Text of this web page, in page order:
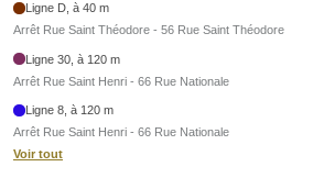
Ligne D, à 40 m
Arrêt Rue Saint Théodore - 56 Rue Saint Théodore
Ligne 30, à 120 m
Arrêt Rue Saint Henri - 66 Rue Nationale
Ligne 8, à 120 m
Arrêt Rue Saint Henri - 66 Rue Nationale
Voir tout